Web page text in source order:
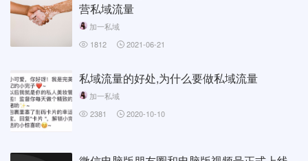
营私域流量
加一私域
1812
2021-06-21
私域流量的好处,为什么要做私域流量
加一私域
2381
2020-10-10